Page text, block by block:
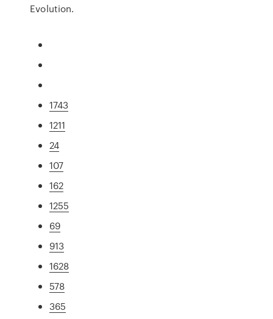
Evolution.
1743
1211
24
107
162
1255
69
913
1628
578
365